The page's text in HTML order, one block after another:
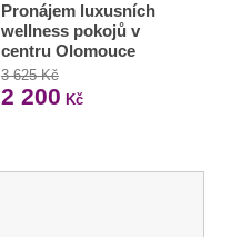
Pronájem luxusních
wellness pokojů v
centru Olomouce
3 625 Kč
2 200 Kč